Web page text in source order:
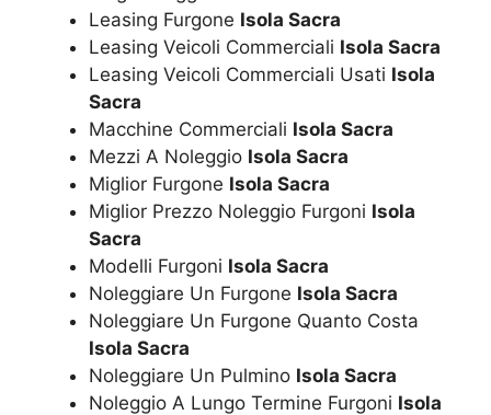
Leasing Furgone Isola Sacra
Leasing Veicoli Commerciali Isola Sacra
Leasing Veicoli Commerciali Usati Isola
Sacra
Macchine Commerciali Isola Sacra
Mezzi A Noleggio Isola Sacra
Miglior Furgone Isola Sacra
Miglior Prezzo Noleggio Furgoni Isola
Sacra
Modelli Furgoni Isola Sacra
Noleggiare Un Furgone Isola Sacra
Noleggiare Un Furgone Quanto Costa
Isola Sacra
Noleggiare Un Pulmino Isola Sacra
Noleggio A Lungo Termine Furgoni Isola